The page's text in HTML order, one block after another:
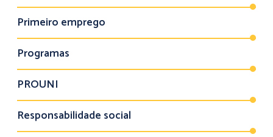
Primeiro emprego
Programas
PROUNI
Responsabilidade social